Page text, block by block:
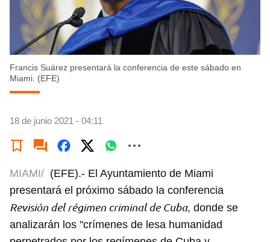
Francis Suárez presentará la conferencia de este sábado en
Miami. (EFE)
18 de junio 2021 - 04:11
MIAMI/ (EFE).- El Ayuntamiento de Miami
presentará el próximo sábado la conferencia
Revisión del régimen criminal de Cuba, donde se
analizarán los "crímenes de lesa humanidad